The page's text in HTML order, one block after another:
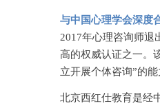
与中国心理学会深度
2017年心理咨询师退
高的权威认证之一。
立开展个体咨询”的
北京西红仕教育是经